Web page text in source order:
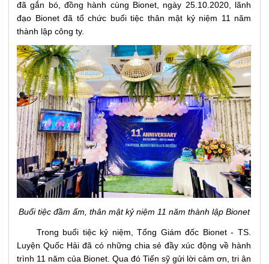
đã gắn bó, đồng hành cùng Bionet, ngày 25.10.2020, lãnh
đạo Bionet đã tổ chức buổi tiệc thân mật kỷ niệm 11 năm
thành lập công ty.
Buổi tiệc đầm ấm, thân mật kỷ niệm 11 năm thành lập Bionet
Trong buổi tiệc kỷ niệm, Tổng Giám đốc Bionet - TS.
Luyện Quốc Hải đã có những chia sẻ đầy xúc động về hành
trình 11 năm của Bionet. Qua đó Tiến sỹ gửi lời cảm ơn, tri ân